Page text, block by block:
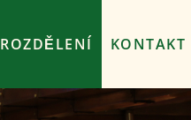
ROZDĚLENÍ KONTAKT